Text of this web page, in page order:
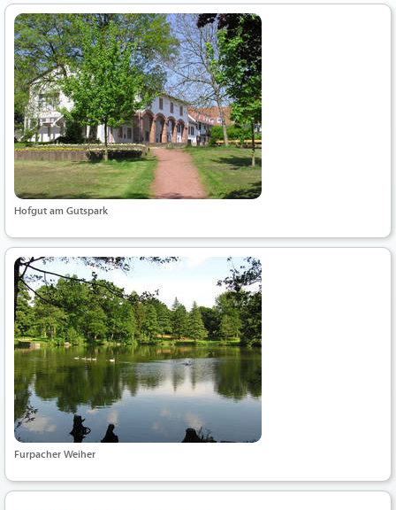
Hofgut am Gutspark
Furpacher Weiher